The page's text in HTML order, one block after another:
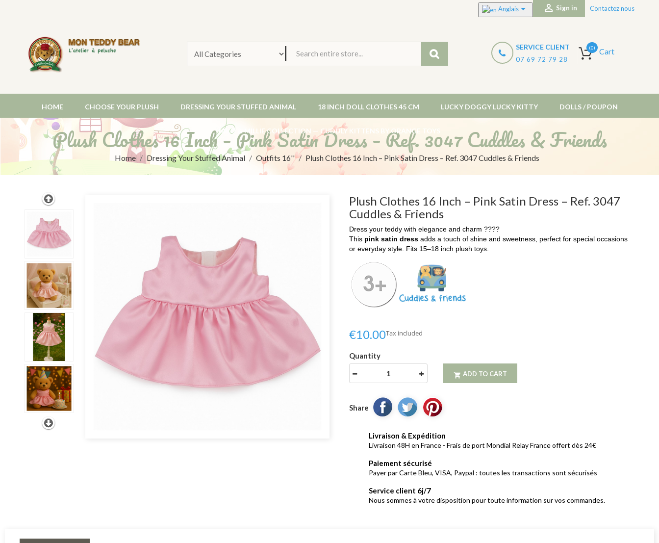
Anglais  Sign in Contactez nous
Cart
(0)
SERVICE CLIENT
07 69 72 79 28
HOME CHOOSE YOUR PLUSH DRESSING YOUR STUFFED ANIMAL 18 INCH DOLL CLOTHES 45 CM LUCKY DOGGY LUCKY KITTY DOLLS / POUPON
MILO & MILLIE COLLECTION — CUDDLY KITTENS BY ORANGE TOYS
Plush Clothes 16 Inch – Pink Satin Dress – Ref. 3047 Cuddles & Friends
Home Dressing Your Stuffed Animal Outfits 16'' Plush Clothes 16 Inch – Pink Satin Dress – Ref. 3047 Cuddles & Friends
Plush Clothes 16 Inch – Pink Satin Dress – Ref. 3047
Cuddles & Friends
Dress your teddy with elegance and charm ????
This pink satin dress adds a touch of shine and sweetness, perfect for special occasions
or everyday style. Fits 15–18 inch plush toys.
€10.00Tax included
Quantity
 ADD TO CART
Share
Livraison & Expédition
Livraison 48H en France - Frais de port Mondial Relay France offert dès 24€
Paiement sécurisé
Payer par Carte Bleu, VISA, Paypal : toutes les transactions sont sécurisés
Service client 6j/7
Nous sommes à votre disposition pour toute information sur vos commandes.